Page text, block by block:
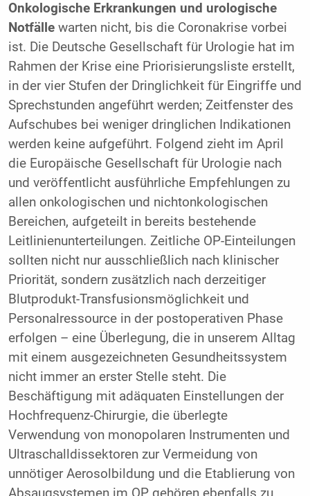
Onkologische Erkrankungen und urologische
Notfällewarten nicht, bis die Coronakrise vorbei
ist. Die Deutsche Gesellschaft für Urologie hat im
Rahmen der Krise eine Priorisierungsliste erstellt,
in der vier Stufen der Dringlichkeit für Eingriffe und
Sprechstunden angeführt werden; Zeitfenster des
Aufschubes bei weniger dringlichen Indikationen
werden keine aufgeführt. Folgend zieht im April
die Europäische Gesellschaft für Urologie nach
und veröffentlicht ausführliche Empfehlungen zu
allen onkologischen und nichtonkologischen
Bereichen, aufgeteilt in bereits bestehende
Leitlinienunterteilungen. Zeitliche OP-Einteilungen
sollten nicht nur ausschließlich nach klinischer
Priorität, sondern zusätzlich nach derzeitiger
Blutprodukt-Transfusionsmöglichkeit und
Personalressource in der postoperativen Phase
erfolgen – eine Überlegung, die in unserem Alltag
mit einem ausgezeichneten Gesundheitssystem
nicht immer an erster Stelle steht. Die
Beschäftigung mit adäquaten Einstellungen der
Hochfrequenz-Chirurgie, die überlegte
Verwendung von monopolaren Instrumenten und
Ultraschalldissektoren zur Vermeidung von
unnötiger Aerosolbildung und die Etablierung von